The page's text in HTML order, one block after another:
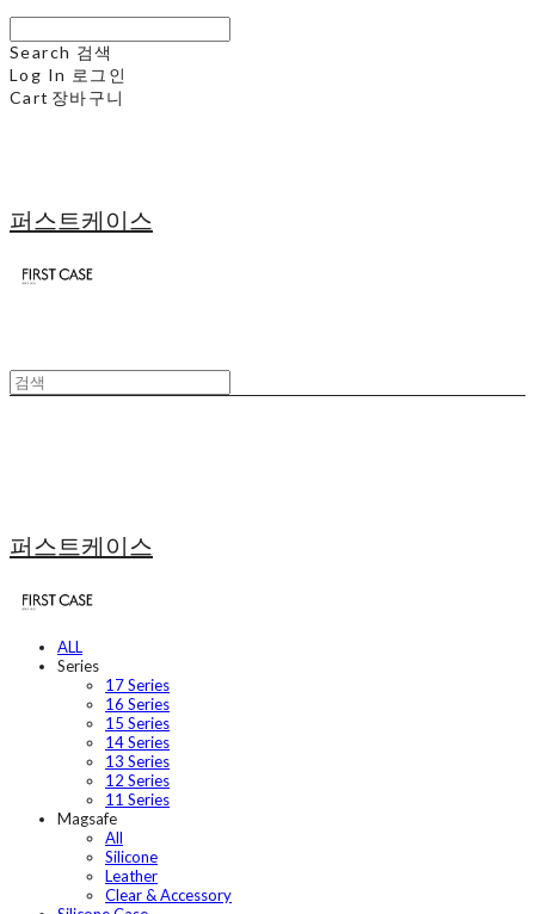
Search 검색
Log In 로그인
Cart 장바구니
퍼스트케이스
퍼스트케이스
ALL
Series
17 Series
16 Series
15 Series
14 Series
13 Series
12 Series
11 Series
Magsafe
All
Silicone
Leather
Clear & Accessory